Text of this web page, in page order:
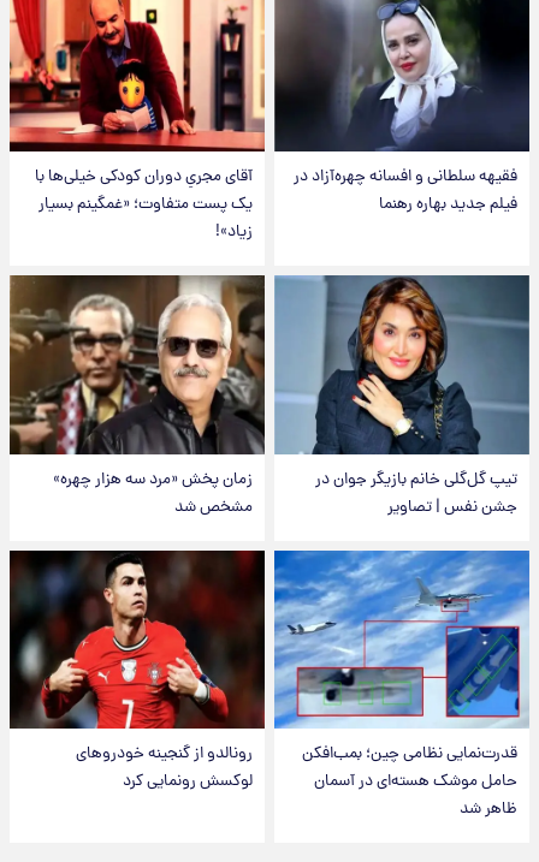
فقیهه سلطانی و افسانه چهره‌آزاد در
فیلم جدید بهاره رهنما
آقای مجریِ دوران کودکی خیلی‌ها با
یک پست متفاوت؛ «غمگینم بسیار
زیاد»!
تیپ گل‌گلی خانم بازیگر جوان در
جشن نفس | تصاویر
زمان پخش «مرد سه هزار چهره»
مشخص شد
قدرت‌نمایی نظامی چین؛ بمب‌افکن
حامل موشک هسته‌ای در آسمان
ظاهر شد
رونالدو از گنجینه خودروهای
لوکسش رونمایی کرد